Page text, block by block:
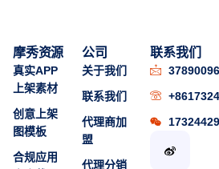
摩秀资源
真实APP
上架素材
创意上架
图模板
合规应用
公司
关于我们
联系我们
代理商加
盟
代理分销
联系我们